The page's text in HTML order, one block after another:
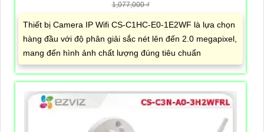
1,077,000 ₫
Thiết bị Camera IP Wifi CS-C1HC-E0-1E2WF là lựa chọn
hàng đầu với độ phân giải sắc nét lên đến 2.0 megapixel,
mang đến hình ảnh chất lượng đúng tiêu chuẩn